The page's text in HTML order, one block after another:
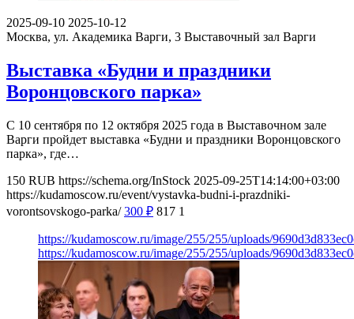
2025-09-10 2025-10-12
Москва, ул. Академика Варги, 3 Выставочный зал Варги
Выставка «Будни и праздники
Воронцовского парка»
С 10 сентября по 12 октября 2025 года в Выставочном зале
Варги пройдет выставка «Будни и праздники Воронцовского
парка», где…
150 RUB https://schema.org/InStock 2025-09-25T14:14:00+03:00
https://kudamoscow.ru/event/vystavka-budni-i-prazdniki-
vorontsovskogo-parka/ 300 ₽ 817 1
https://kudamoscow.ru/image/255/255/uploads/
https://kudamoscow.ru/image/255/255/uploads/